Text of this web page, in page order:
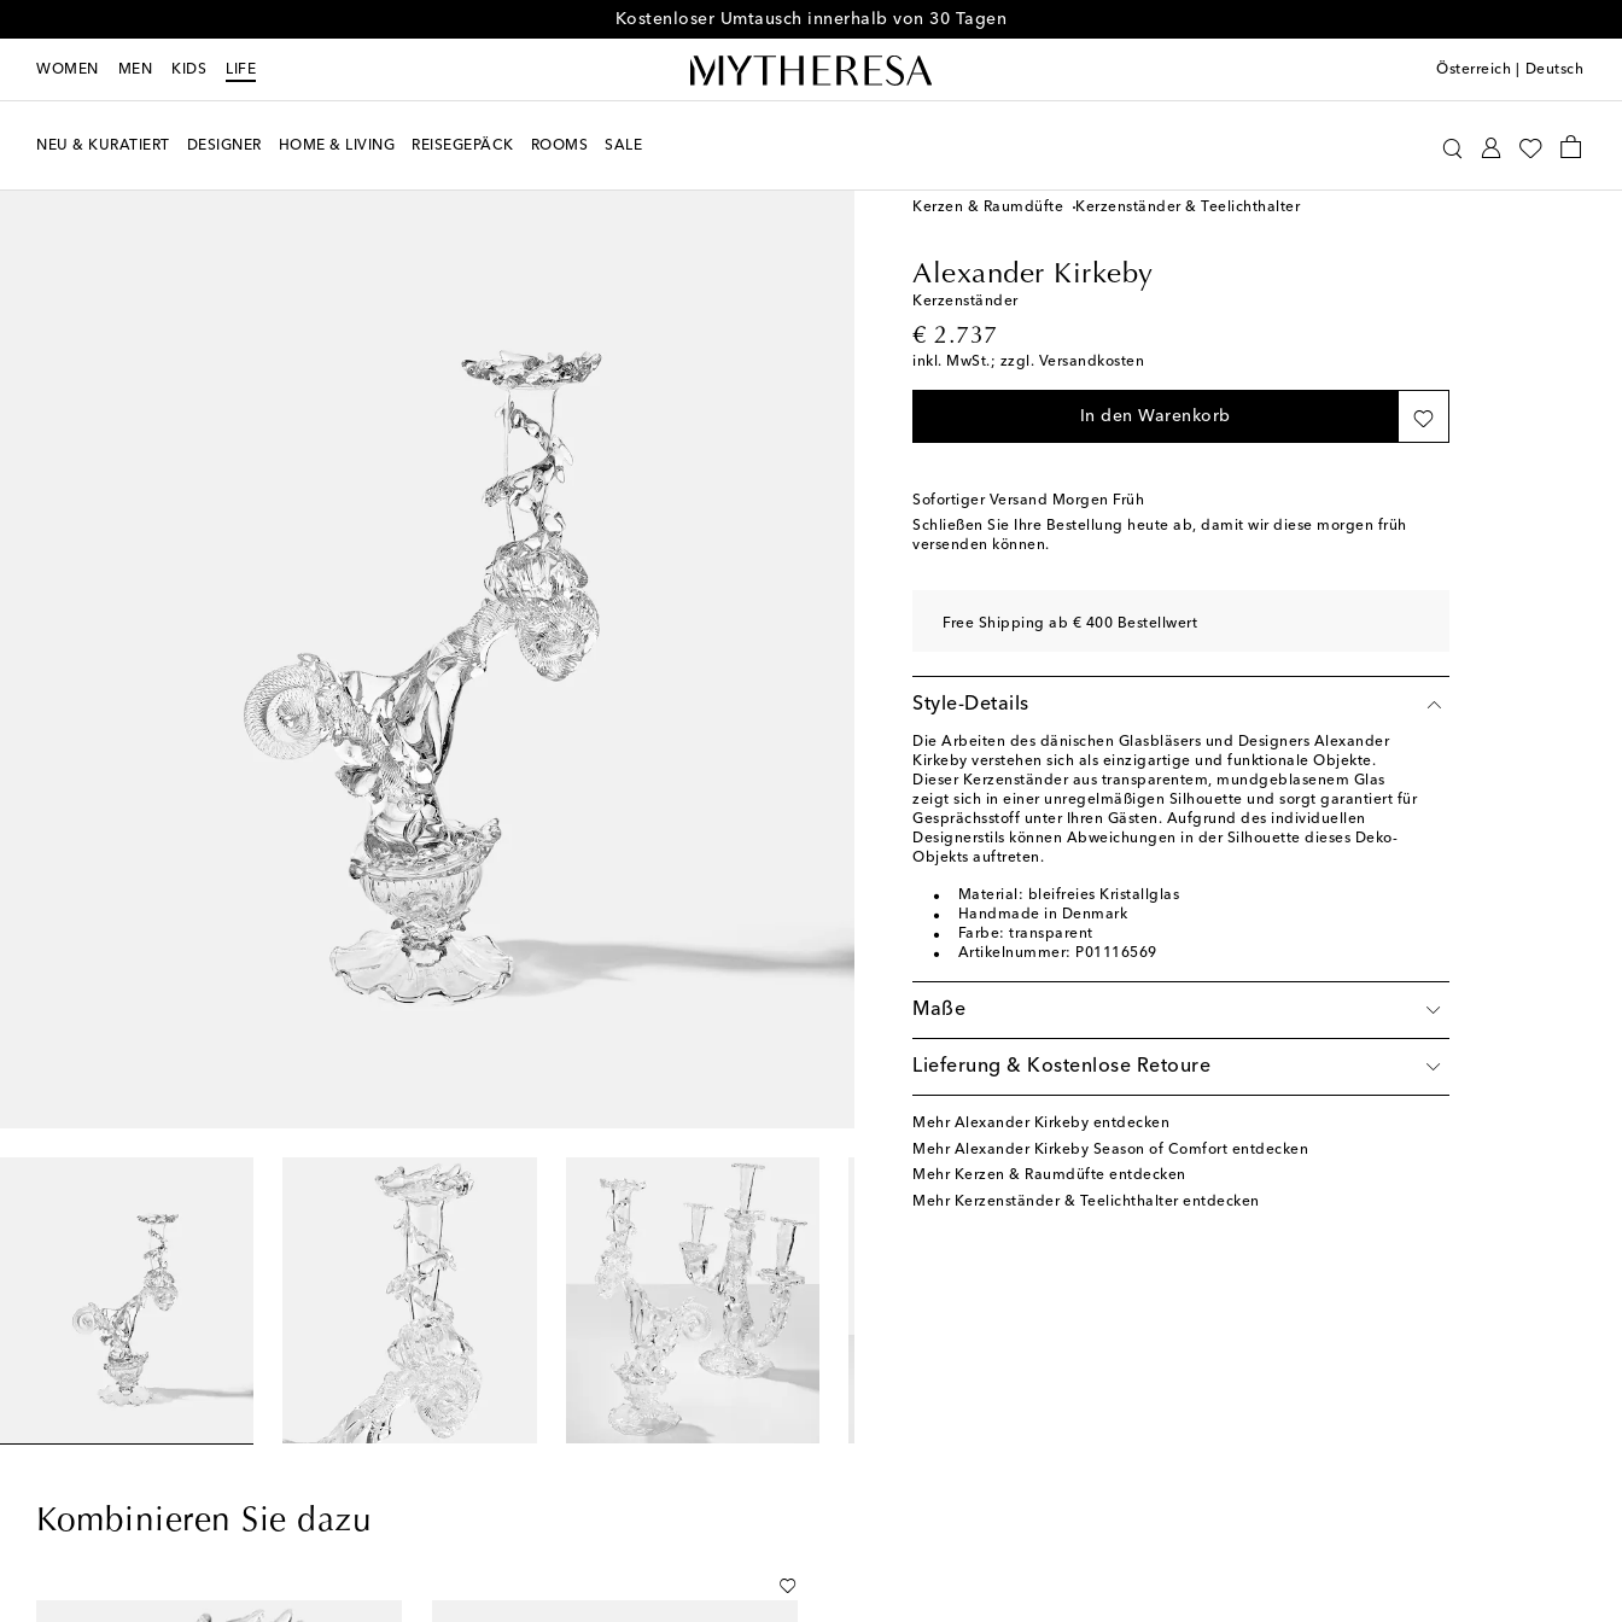
Kostenloser Umtausch innerhalb von 30 Tagen
WOMEN MEN KIDS LIFE Österreich Deutsch
NEU & KURATIERT DESIGNER HOME & LIVING REISEGEPÄCK ROOMS SALE
Kerzen & Raumdüfte
Kerzenständer & Teelichthalter
Alexander Kirkeby
Kerzenständer
€ 2.737
original price
inkl. MwSt.; zzgl. Versandkosten
In den Warenkorb
Sofortiger Versand Morgen Früh
Schließen Sie Ihre Bestellung heute ab, damit wir diese morgen früh
versenden können.
Free Shipping ab € 400 Bestellwert
Style-Details
Die Arbeiten des dänischen Glasbläsers und Designers Alexander
Kirkeby verstehen sich als einzigartige und funktionale Objekte.
Dieser Kerzenständer aus transparentem, mundgeblasenem Glas
zeigt sich in einer unregelmäßigen Silhouette und sorgt garantiert für
Gesprächsstoff unter Ihren Gästen. Aufgrund des individuellen
Designerstils können Abweichungen in der Silhouette dieses Deko-
Objekts auftreten.
Material: bleifreies Kristallglas
Handmade in Denmark
Farbe: transparent
Artikelnummer: P01116569
Maße
Lieferung & Kostenlose Retoure
Mehr Alexander Kirkeby entdecken
Mehr Alexander Kirkeby Season of Comfort entdecken
Mehr Kerzen & Raumdüfte entdecken
Mehr Kerzenständer & Teelichthalter entdecken
Kombinieren Sie dazu